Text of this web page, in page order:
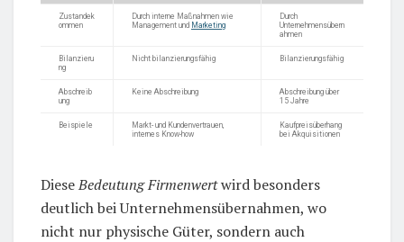
Zustandek
ommen
Durch interne Maßnahmen wie
Management und Marketing
Durch
Unternehmensübern
ahmen
Bilanzieru
ng
Nicht bilanzierungsfähig Bilanzierungsfähig
Abschreib
ung
Keine Abschreibung
Abschreibung über
15 Jahre
Beispiele
Markt- und Kundenvertrauen,
internes Know-how
Kaufpreisüberhang
bei Akquisitionen
DieseBedeutung Firmenwertwird besonders
deutlich bei Unternehmensübernahmen, wo
nicht nur physische Güter, sondern auch